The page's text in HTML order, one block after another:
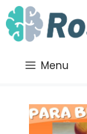
Saltar
al
contenido
Menu